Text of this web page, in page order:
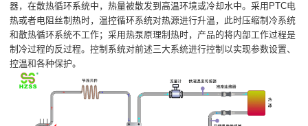
器，在散热循环系统中，热量被散发到高温环境或冷却水中。采用PTC电
热或者电阻丝制热时，温控循环系统对热源进行升温，此时压缩制冷系统
和散热循环系统不工作；采用热泵原理制热时，产品的将内部工作过程是
制冷过程的反过程。控制系统对前述三大系统进行控制以实现参数设置、
控温和各种保护。